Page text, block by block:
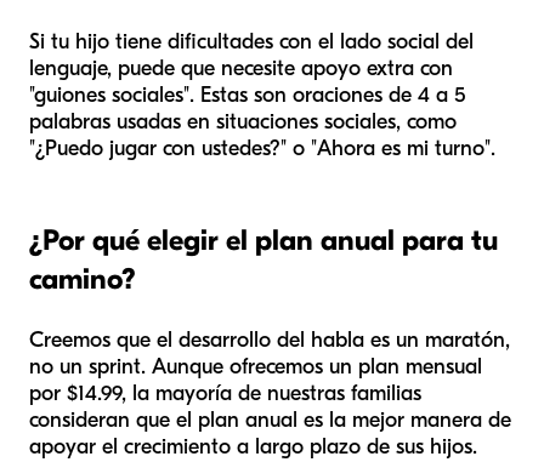
Si tu hijo tiene dificultades con el lado social del
lenguaje, puede que necesite apoyo extra con
"guiones sociales". Estas son oraciones de 4 a 5
palabras usadas en situaciones sociales, como
"¿Puedo jugar con ustedes?" o "Ahora es mi turno".
¿Por qué elegir el plan anual para tu
camino?
Creemos que el desarrollo del habla es un maratón,
no un sprint. Aunque ofrecemos un plan mensual
por $14.99, la mayoría de nuestras familias
consideran que el plan anual es la mejor manera de
apoyar el crecimiento a largo plazo de sus hijos.